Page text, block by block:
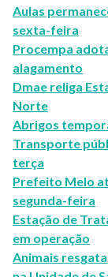
Aulas
sexta-feira
Procempa
alagamento
Dmae religa
Norte
Abrigos
Transporte
terça
Prefeito Melo
segunda-feira
Estação de
em operação
Animais